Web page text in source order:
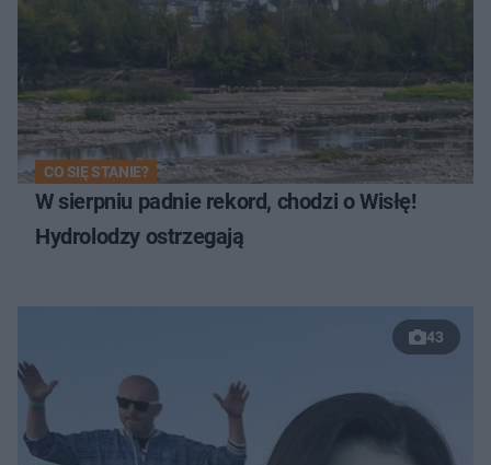
CO SIĘ STANIE?
W sierpniu padnie rekord, chodzi o Wisłę!
Hydrolodzy ostrzegają
43